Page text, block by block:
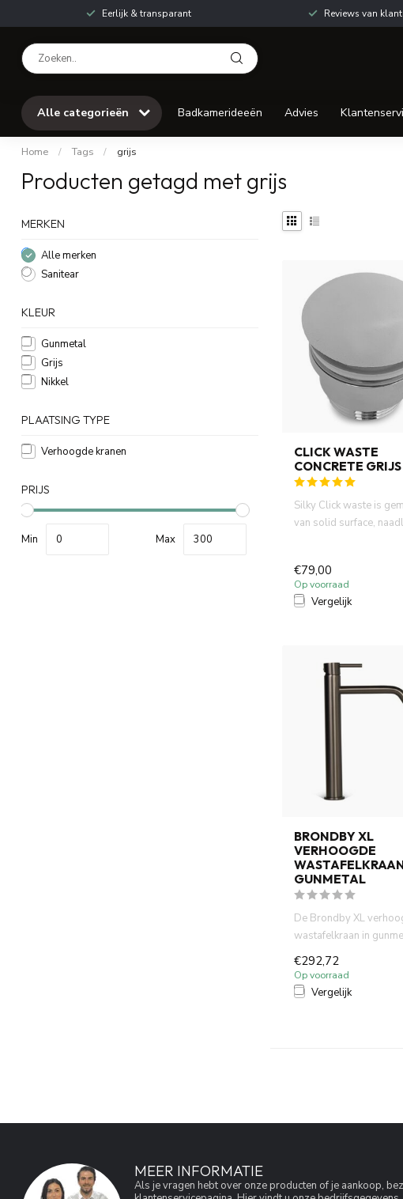
Eerlijk & transparant Reviews van
Alle categorieën Badkamerideeën Advies
Home / Tags / grijs
Producten getagd met grijs
MERKEN
Alle merken
Sanitear
KLEUR
Gunmetal
Grijs
Nikkel
PLAATSING TYPE
Verhoogde kranen
PRIJS
Min Max
CLICK WASTE
CONCRETE GRIJS
Silky Click waste is
van solid surface,
€79,00
Op voorraad
Vergelijk
BRONDBY XL
VERHOOGDE
GUNMETAL
De Brondby XL
wastafelkraan in
een stijlvolle én prakti...
€292,72
Op voorraad
Vergelijk
MEER INFORMATIE
Als je vragen hebt over onze producten of je aankoop,